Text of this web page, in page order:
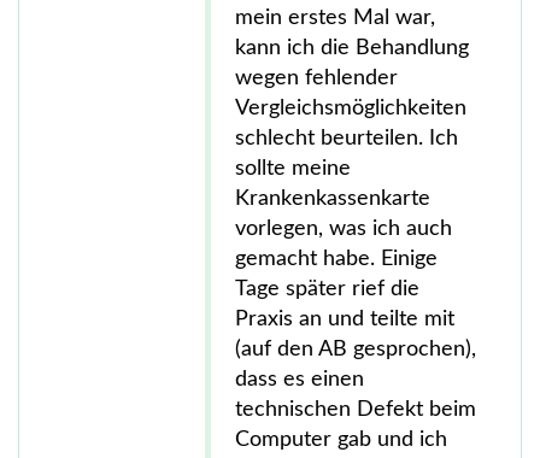
mein erstes Mal war,
kann ich die Behandlung
wegen fehlender
Vergleichsmöglichkeiten
schlecht beurteilen. Ich
sollte meine
Krankenkassenkarte
vorlegen, was ich auch
gemacht habe. Einige
Tage später rief die
Praxis an und teilte mit
(auf den AB gesprochen),
dass es einen
technischen Defekt beim
Computer gab und ich